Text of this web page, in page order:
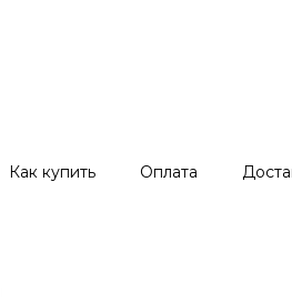
Как купить Оплата